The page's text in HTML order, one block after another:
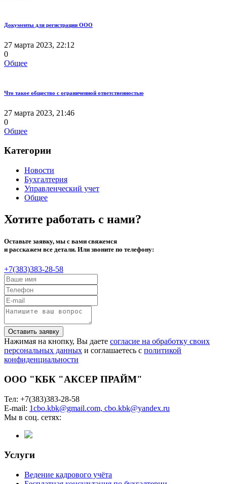
Документы для регистрации ООО
27 марта 2023, 22:12
0
Общее
Что такое общество с ограниченной ответственностью
27 марта 2023, 21:46
0
Общее
Категории
Новости
Бухгалтерия
Управленческий учет
Общее
Хотите работать с нами?
Оставьте заявку, мы с вами свяжемся
и расскажем все детали. Или звоните по телефону:
+7(383)383-28-58
Оставить заявку
Нажимая на кнопку, Вы даете согласие на обработку своих
персональных данных и соглашаетесь с политикой
конфиденциальности
ООО "КБК "АКСЕР ПРАЙМ"
Тел: +7(383)383-28-58
E-mail: 1cbo.kbk@gmail.com, cbo.kbk@yandex.ru
Мы в соц. сетях:
Услуги
Ведение кадрового учёта